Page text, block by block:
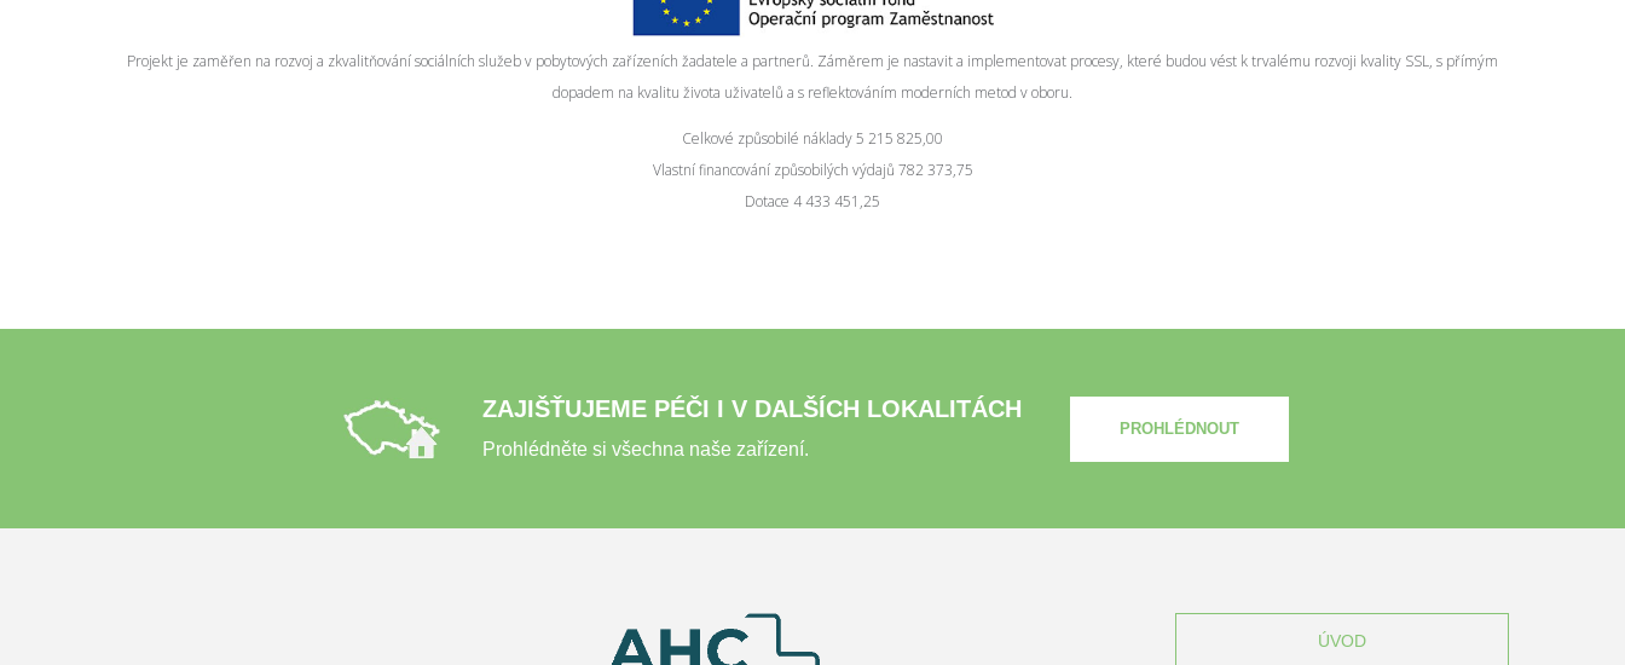
Projekt je zaměřen na rozvoj a zkvalitňování sociálních služeb v pobytových zařízeních žadatele a partnerů. Záměrem je nastavit a implementovat procesy, které budou vést k trvalému rozvoji kvality SSL, s přímým
dopadem na kvalitu života uživatelů a s reflektováním moderních metod v oboru.
Celkové způsobilé náklady 5 215 825,00
Vlastní financování způsobilých výdajů 782 373,75
Dotace 4 433 451,25
ZAJIŠŤUJEME PÉČI I V DALŠÍCH LOKALITÁCH
Prohlédněte si všechna naše zařízení.
PROHLÉDNOUT
ÚVOD